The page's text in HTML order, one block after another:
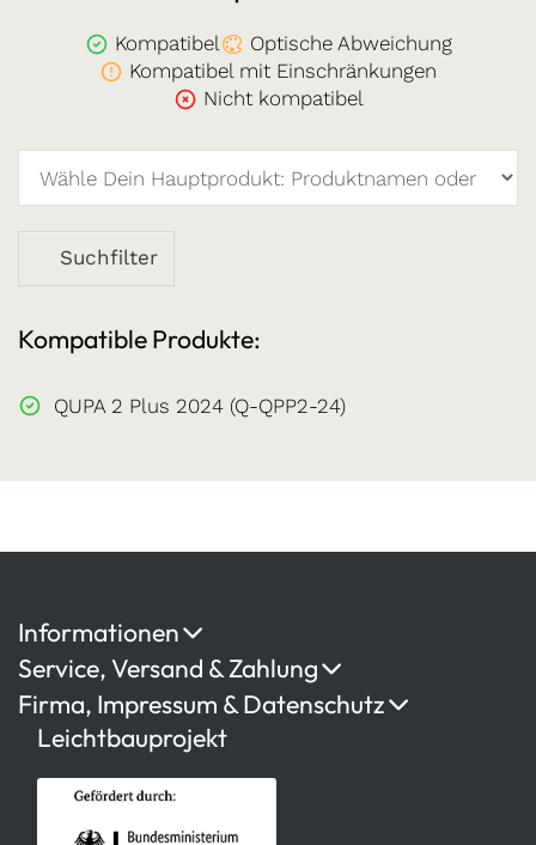
Kompatibel
Optische Abweichung
Kompatibel mit Einschränkungen
Nicht kompatibel
Suchfilter
Kompatible Produkte:
QUPA 2 Plus 2024 (Q-QPP2-24)
Informationen
Service, Versand & Zahlung
Firma, Impressum & Datenschutz
Leichtbauprojekt